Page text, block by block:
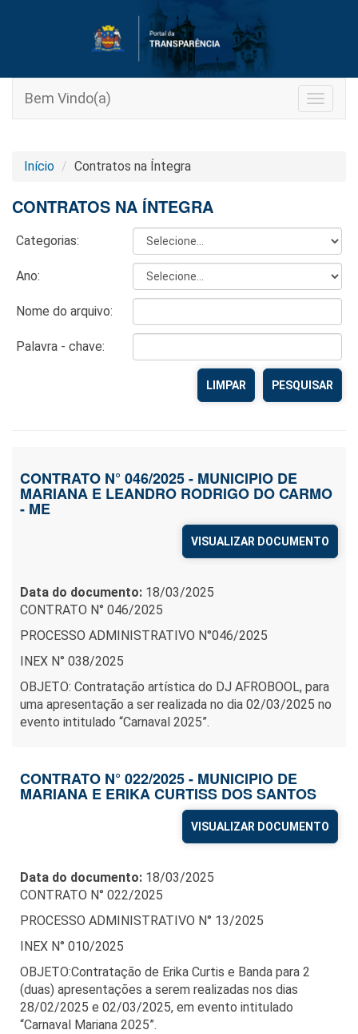
Toggle
Bem Vindo(a)
Início Contratos na Íntegra
CONTRATOS NA ÍNTEGRA
Categorias:
Ano:
Nome do arquivo:
Palavra - chave:
LIMPAR
CONTRATO N° 046/2025 - MUNICIPIO DE
MARIANA E LEANDRO RODRIGO DO CARMO
- ME
VISUALIZAR DOCUMENTO
Data do documento: 18/03/2025
CONTRATO N° 046/2025
PROCESSO ADMINISTRATIVO N°046/2025
INEX N° 038/2025
OBJETO: Contratação artística do DJ AFROBOOL, para
uma apresentação a ser realizada no dia 02/03/2025 no
evento intitulado “Carnaval 2025”.
CONTRATO N° 022/2025 - MUNICIPIO DE
MARIANA E ERIKA CURTISS DOS SANTOS
VISUALIZAR DOCUMENTO
Data do documento: 18/03/2025
CONTRATO N° 022/2025
PROCESSO ADMINISTRATIVO N° 13/2025
INEX N° 010/2025
OBJETO:Contratação de Erika Curtis e Banda para 2
(duas) apresentações a serem realizadas nos dias
28/02/2025 e 02/03/2025, em evento intitulado
“Carnaval Mariana 2025”.